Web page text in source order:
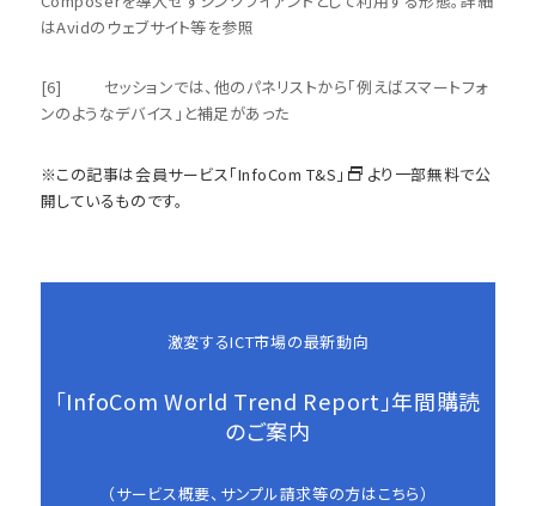
はAvidのウェブサイト等を参照
[6] セッションでは、他のパネリストから「例えばスマートフォ
ンのようなデバイス」と補足があった
※この記事は会員サービス「InfoCom T&S」
より一部無料で公
開しているものです。
激変するICT市場の最新動向
「InfoCom World Trend Report」年間購読
のご案内
（サービス概要、サンプル請求等の方はこちら）